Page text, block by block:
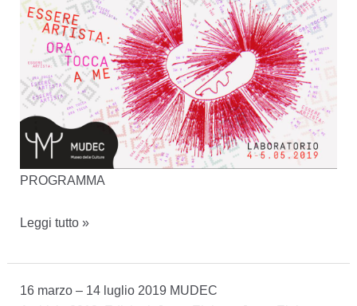
PROGRAMMA
4
5
maggio
Leggi tutto »
16 marzo – 14 luglio 2019 MUDEC